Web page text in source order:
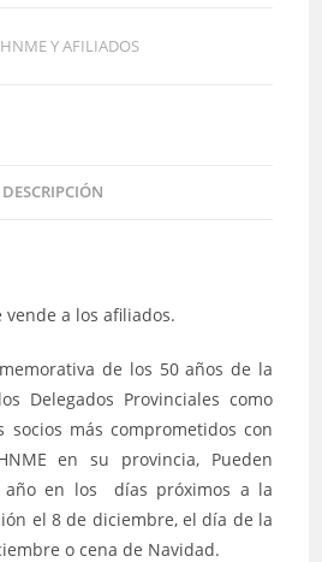
Y AFILIADOS
DESCRIPCIÓN
a los afiliados.
de los 50 años de la
Delegados Provinciales como
socios más comprometidos con
en su provincia, Pueden
año en los días próximos a la
el 8 de diciembre, el día de la
o cena de Navidad.